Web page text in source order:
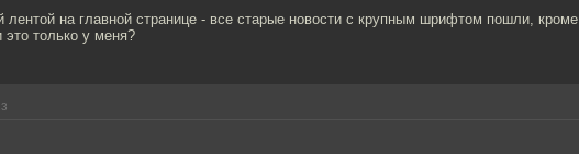
лентой на главной странице - все старые новости с крупным шрифтом пошли, кроме
только у меня?